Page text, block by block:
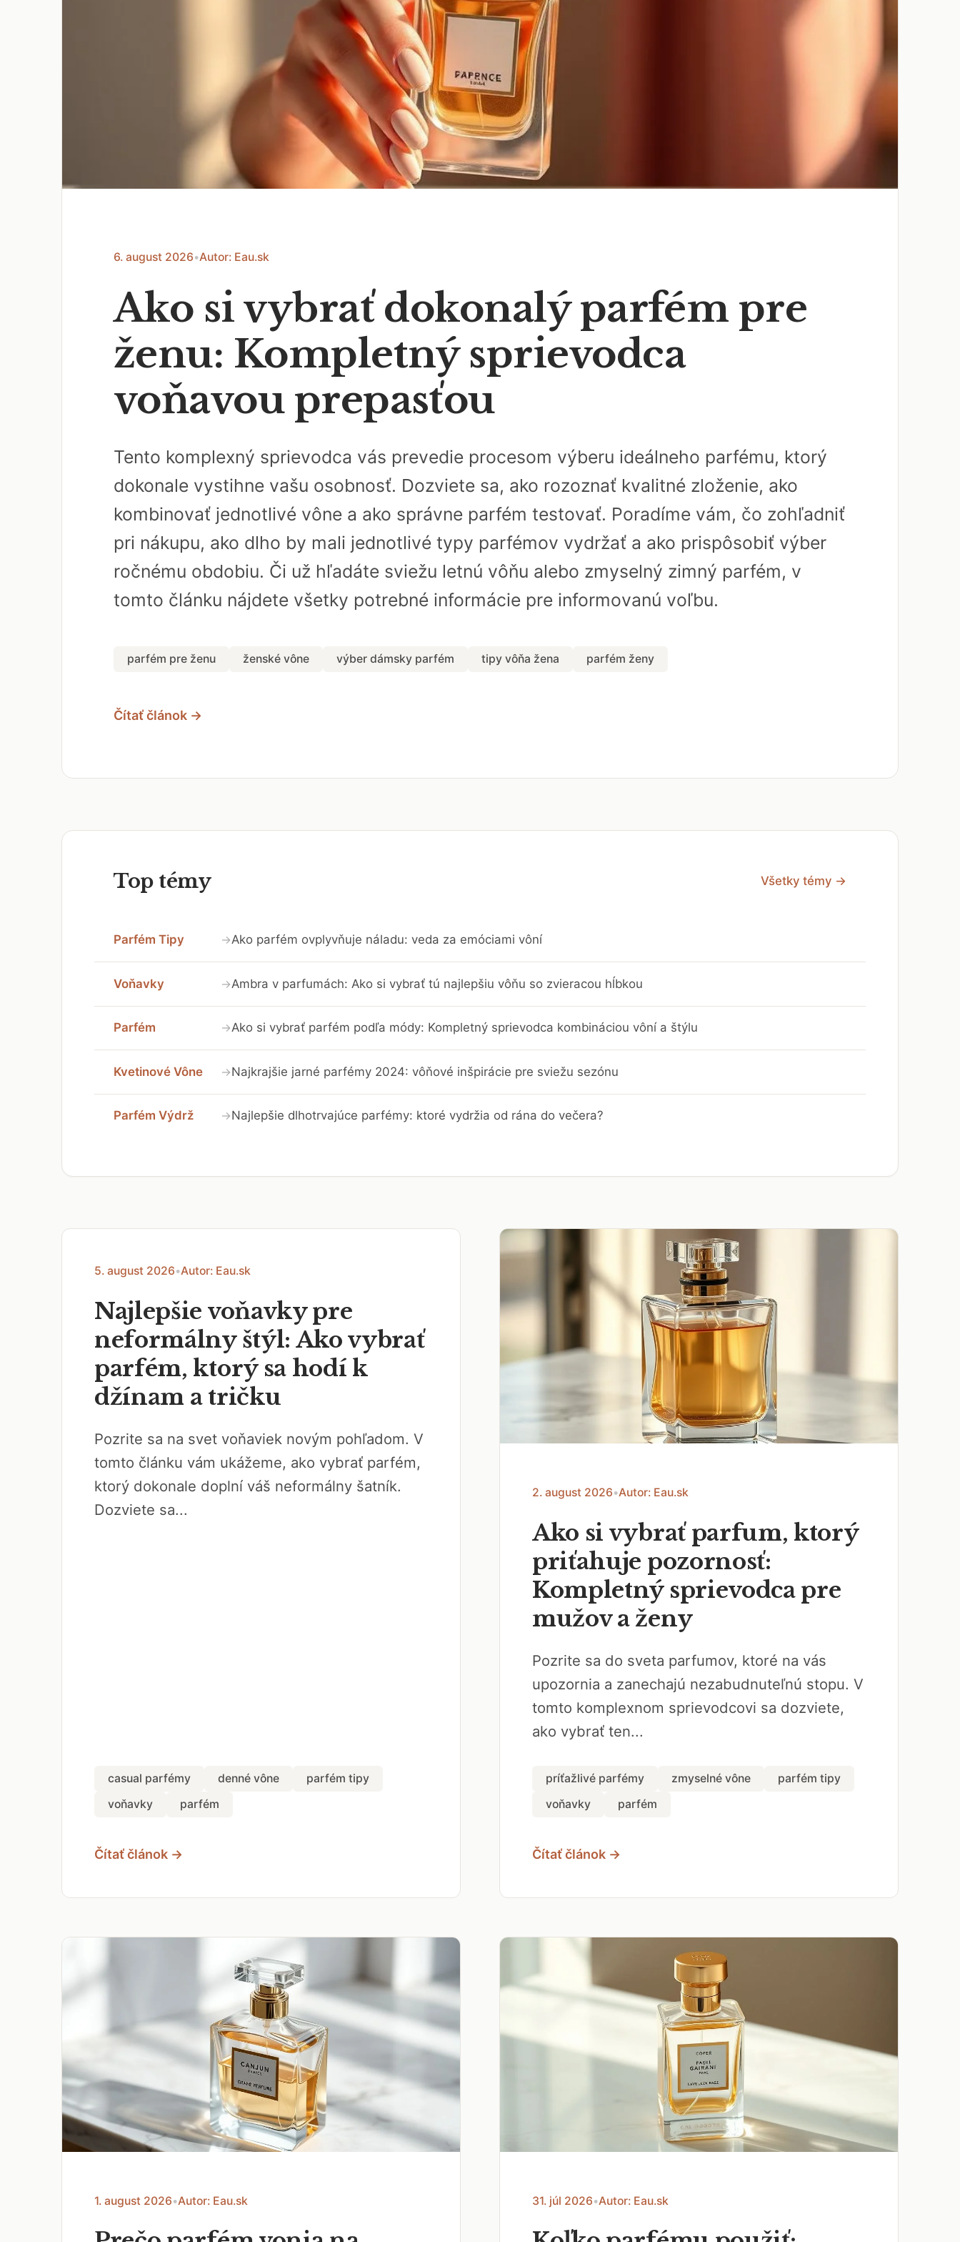
6. august 2026•Autor: Eau.sk
Ako si vybrať dokonalý parfém pre
ženu: Kompletný sprievodca
voňavou prepasťou
Tento komplexný sprievodca vás prevedie procesom výberu ideálneho parfému, ktorý
dokonale vystihne vašu osobnosť. Dozviete sa, ako rozoznať kvalitné zloženie, ako
kombinovať jednotlivé vône a ako správne parfém testovať. Poradíme vám, čo zohľadniť
pri nákupu, ako dlho by mali jednotlivé typy parfémov vydržať a ako prispôsobiť výber
ročnému obdobiu. Či už hľadáte sviežu letnú vôňu alebo zmyselný zimný parfém, v
tomto článku nájdete všetky potrebné informácie pre informovanú voľbu.
parfém pre ženu ženské vône výber dámsky parfém tipy vôňa žena parfém ženy
Čítať článok →
Top témy Všetky témy →
Parfém Tipy →Ako parfém ovplyvňuje náladu: veda za emóciami vôní
Voňavky →Ambra v parfumách: Ako si vybrať tú najlepšiu vôňu so zvieracou hĺbkou
Parfém →Ako si vybrať parfém podľa módy: Kompletný sprievodca kombináciou vôní a štýlu
Kvetinové Vône →Najkrajšie jarné parfémy 2024: vôňové inšpirácie pre sviežu sezónu
Parfém Výdrž →Najlepšie dlhotrvajúce parfémy: ktoré vydržia od rána do večera?
5. august 2026•Autor: Eau.sk
Najlepšie voňavky pre
neformálny štýl: Ako vybrať
parfém, ktorý sa hodí k
džínam a tričku
Pozrite sa na svet voňaviek novým pohľadom. V
tomto článku vám ukážeme, ako vybrať parfém,
ktorý dokonale doplní váš neformálny šatník.
Dozviete sa...
casual parfémy denné vône
parfém tipy
voňavky
parfém
Čítať článok →
2. august 2026•Autor: Eau.sk
Ako si vybrať parfum, ktorý
priťahuje pozornosť:
Kompletný sprievodca pre
mužov a ženy
Pozrite sa do sveta parfumov, ktoré na vás
upozornia a zanechajú nezabudnuteľnú stopu. V
tomto komplexnom sprievodcovi sa dozviete,
ako vybrať ten...
príťažlivé parfémy zmyselné vône
parfém tipy
voňavky
parfém
Čítať článok →
1. august 2026•Autor: Eau.sk 31. júl 2026•Autor: Eau.sk